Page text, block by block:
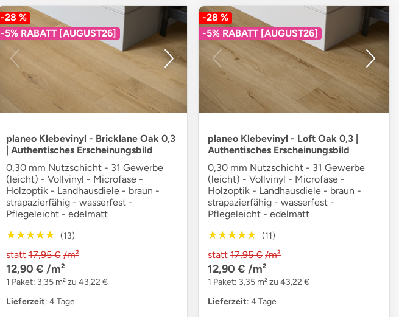
-28 %
-5% RABATT [AUGUST26]
planeo Klebevinyl - Bricklane Oak 0,3
| Authentisches Erscheinungsbild
0,30 mm Nutzschicht - 31 Gewerbe
(leicht) - Vollvinyl - Microfase -
Holzoptik - Landhausdiele - braun -
strapazierfähig - wasserfest -
Pflegeleicht - edelmatt
★★★★★
★★★★★ (13)
statt 17,95 € /m²
12,90 € /m²
1 Paket: 3,35 m² zu 43,22 €
Lieferzeit: 4 Tage
-28 %
-5% RABATT [AUGUST26]
planeo Klebevinyl - Loft Oak 0,3 |
Authentisches Erscheinungsbild
0,30 mm Nutzschicht - 31 Gewerbe
(leicht) - Vollvinyl - Microfase -
Holzoptik - Landhausdiele - braun -
strapazierfähig - wasserfest -
Pflegeleicht - edelmatt
★★★★★
★★★★★ (11)
statt 17,95 € /m²
12,90 € /m²
1 Paket: 3,35 m² zu 43,22 €
Lieferzeit: 4 Tage